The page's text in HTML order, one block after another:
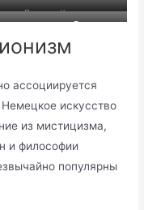
Людвиг Кирхнер,
воспроизведенная в
коленом. В
Бэсси
ассоциируется
искусство
из мистицизма,
и философии
популярны